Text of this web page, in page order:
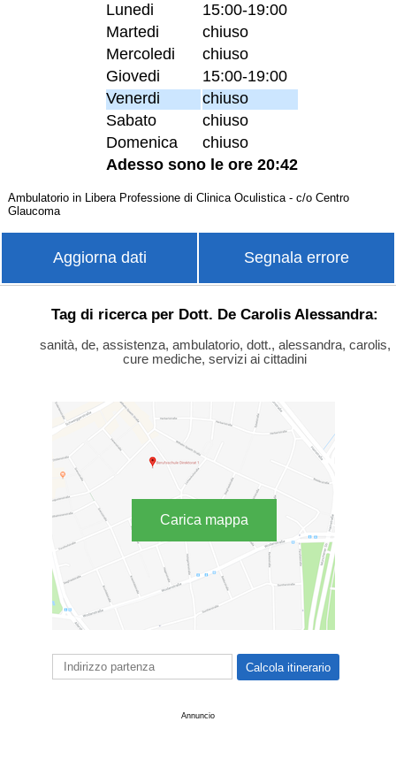
Lunedi
15:00-19:00
Martedi
chiuso
Mercoledi
chiuso
Giovedi
15:00-19:00
Venerdi
chiuso
Sabato
chiuso
Domenica
chiuso
Adesso sono le ore 20:42
Ambulatorio in Libera Professione di Clinica Oculistica - c/o Centro
Glaucoma
Aggiorna dati Segnala errore
Tag di ricerca per Dott. De Carolis Alessandra:
sanità, de, assistenza, ambulatorio, dott., alessandra, carolis,
cure mediche, servizi ai cittadini
Carica mappa
Annuncio